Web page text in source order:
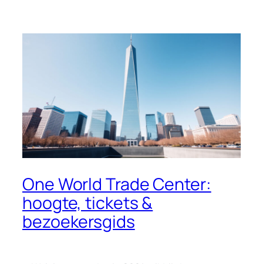
One World Trade Center:
hoogte, tickets &
bezoekersgids